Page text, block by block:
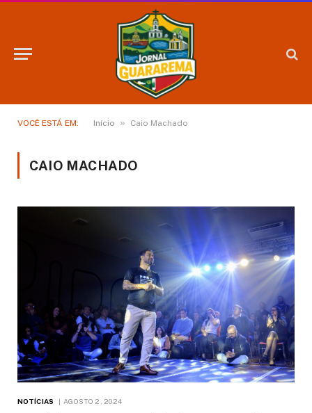
VOCÊ ESTÁ EM: Início » Caio Machado
CAIO MACHADO
NOTÍCIAS AGOSTO 2, 2024